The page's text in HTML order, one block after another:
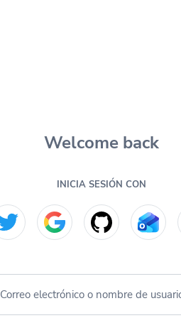
Welcome back
INICIA SESIÓN CON
Correo electrónico o nombre de